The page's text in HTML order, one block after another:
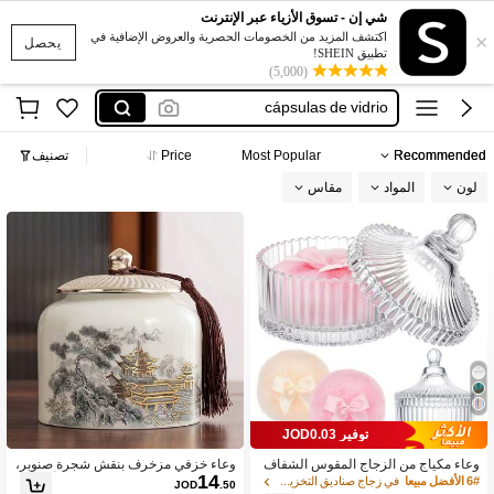
يحصل ×
شي إن - تسوق الأزياء عبر الإنترنت
اكتشف المزيد من الخصومات الحصرية والعروض الإضافية في
تطبيق SHEIN!
(5,000)
قلب
دزني
cápsulas de vidrio
culpula de vidro
Recommended
Most Popular
Price تصنيف
لون المواد مقاس
توفير JOD0.03
وعاء مكياج من الزجاج المقوس الشفاف
مع غطاء وكرة بودرة ناعمة، صندوق تخزي
6# الأفضل مبيعا في زجاج صناديق التخزين والزجاجات والبرطمانات
وعاء خزفي مزخرف بنقش شجرة صنوبر،
ديكور منزلي لوضعه على الطاولة أو الخزا
JOD14.50